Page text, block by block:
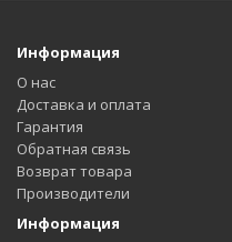
Информация
О нас
Доставка и оплата
Гарантия
Обратная связь
Возврат товара
Производители
Информация